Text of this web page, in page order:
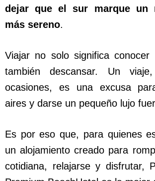
dejar que el sur marque un
más sereno.
Viajar no solo significa conocer
también descansar. Un
ocasiones, es una excusa
aires y darse un pequeño lujo
Es por eso que, para quienes
un alojamiento creado para
cotidiana, relajarse y disfrutar,